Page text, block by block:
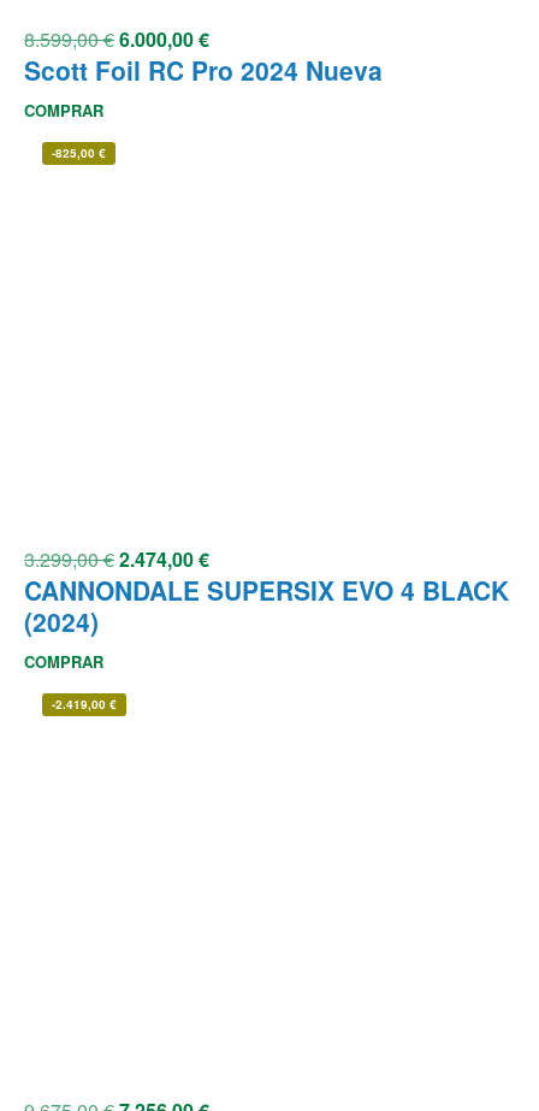
8.599,00€6.000,00€
Scott Foil RC Pro 2024 Nueva
COMPRAR
-825,00 €
3.299,00€2.474,00€
CANNONDALE SUPERSIX EVO 4 BLACK
(2024)
COMPRAR
-2.419,00 €